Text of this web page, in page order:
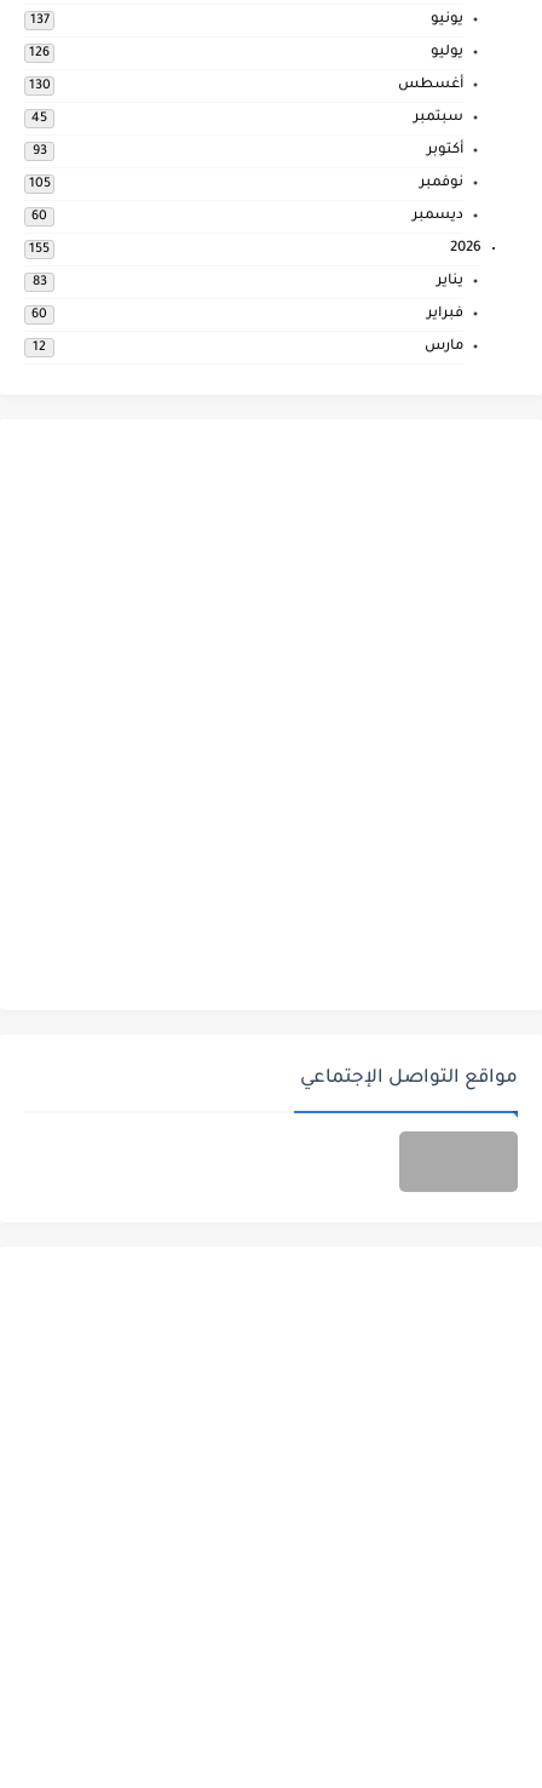
يونيو 137
يوليو 126
أغسطس 130
سبتمبر 45
أكتوبر 93
نوفمبر 105
ديسمبر 60
2026
155
يناير 83
فبراير 60
مارس 12
مواقع التواصل الإجتماعي